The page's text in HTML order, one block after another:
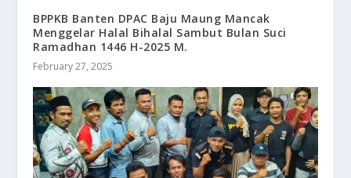
BPPKB Banten DPAC Baju Maung Mancak
Menggelar Halal Bihalal Sambut Bulan Suci
Ramadhan 1446 H-2025 M.
February 27, 2025